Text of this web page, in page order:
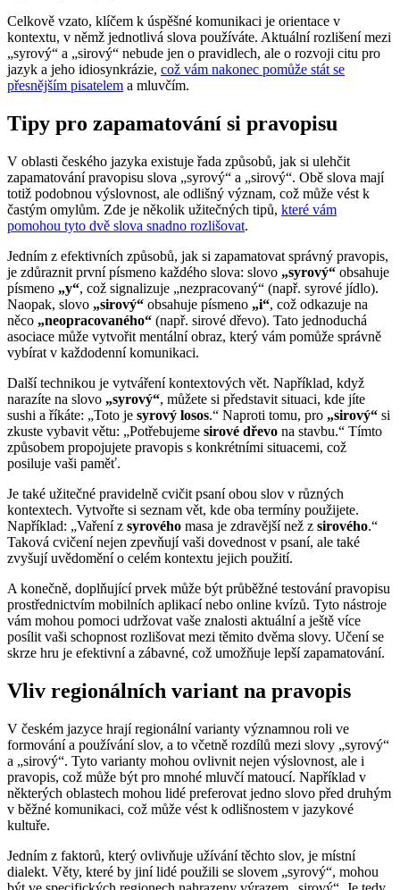
Celkově vzato, klíčem k úspěšné komunikaci je orientace v
kontextu, v němž jednotlivá slova používáte. Aktuální rozlišení mezi
„syrový“ a „sirový“ nebude jen o pravidlech, ale o rozvoji citu pro
jazyk a jeho idiosynkrázie, což vám nakonec pomůže stát se
přesnějším pisatelem a mluvčím.
Tipy pro zapamatování si pravopisu
V oblasti českého jazyka existuje řada způsobů, jak si ulehčit
zapamatování pravopisu slova „syrový“ a „sirový“. Obě slova mají
totiž podobnou výslovnost, ale odlišný význam, což může vést k
častým omylům. Zde je několik užitečných tipů, které vám
pomohou tyto dvě slova snadno rozlišovat.
Jedním z efektivních způsobů, jak si zapamatovat správný pravopis,
je zdůraznit první písmeno každého slova: slovo „syrový“ obsahuje
písmeno „y“, což signalizuje „nezpracovaný“ (např. syrové jídlo).
Naopak, slovo „sirový“ obsahuje písmeno „i“, což odkazuje na
něco „neopracovaného“ (např. sirové dřevo). Tato jednoduchá
asociace může vytvořit mentální obraz, který vám pomůže správně
vybírat v každodenní komunikaci.
Další technikou je vytváření kontextových vět. Například, když
narazíte na slovo „syrový“, můžete si představit situaci, kde jíte
sushi a říkáte: „Toto je syrový losos.“ Naproti tomu, pro „sirový“ si
zkuste vybavit větu: „Potřebujeme sirové dřevo na stavbu.“ Tímto
způsobem propojujete pravopis s konkrétními situacemi, což
posiluje vaši paměť.
Je také užitečné pravidelně cvičit psaní obou slov v různých
kontextech. Vytvořte si seznam vět, kde oba termíny použijete.
Například: „Vaření z syrového masa je zdravější než z sirového.“
Taková cvičení nejen zpevňují vaši dovednost v psaní, ale také
zvyšují uvědomění o celém kontextu jejich použití.
A konečně, doplňující prvek může být průběžné testování pravopisu
prostřednictvím mobilních aplikací nebo online kvízů. Tyto nástroje
vám mohou pomoci udržovat vaše znalosti aktuální a ještě více
posílit vaši schopnost rozlišovat mezi těmito dvěma slovy. Učení se
skrze hru je efektivní a zábavné, což umožňuje lepší zapamatování.
Vliv regionálních variant na pravopis
V českém jazyce hrají regionální varianty významnou roli ve
formování a používání slov, a to včetně rozdílů mezi slovy „syrový“
a „sirový“. Tyto varianty mohou ovlivnit nejen výslovnost, ale i
pravopis, což může být pro mnohé mluvčí matoucí. Například v
některých oblastech mohou lidé preferovat jedno slovo před druhým
v běžné komunikaci, což může vést k odlišnostem v jazykové
kultuře.
Jedním z faktorů, který ovlivňuje užívání těchto slov, je místní
dialekt. Věty, které by jiní lidé použili se slovem „syrový“, mohou